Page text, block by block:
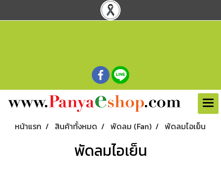
หน้าแรก สินค้าทั้งหมด พัดลม (Fan) พัดลมไอเย็น
พัดลมไอเย็น